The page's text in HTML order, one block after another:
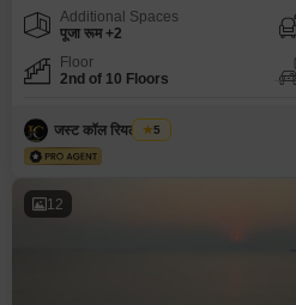
Additional Spaces
पूजा रूम +2
Floor
2nd of 10 Floors
जस्ट कॉल रियल एस्टेट
5
12